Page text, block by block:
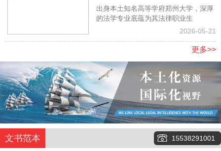
贷房产工程纠纷 专业助力权益落
出身本土知名高等学府郑州大学，深厚
的法学专业底蕴为其法律职业生
2026-05-21
更多>>
文书范本 15538291001